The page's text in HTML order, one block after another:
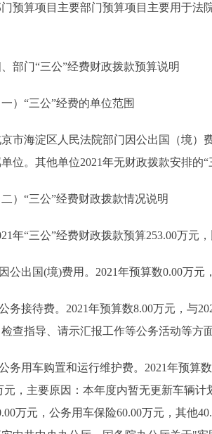
算项目主要部门预算项目主要用于法院
门“三公”经费财政拨款预算说明
“三公”经费的单位范围
海淀区人民法院部门因公出国（境）费
位。其他单位2021年无财政拨款安排的
“三公”经费财政拨款情况说明
“三公”经费财政拨款预算253.00万元，
出国(境)费用。2021年预算数0.00万元
接待费。2021年预算数8.00万元，与
查指导、请示汇报工作等公务活动等方
用车购置和运行维护费。2021年预算数
元，主要原因：本年度内暂无更新车辆
万元，公务用车保险60.00万元，其他